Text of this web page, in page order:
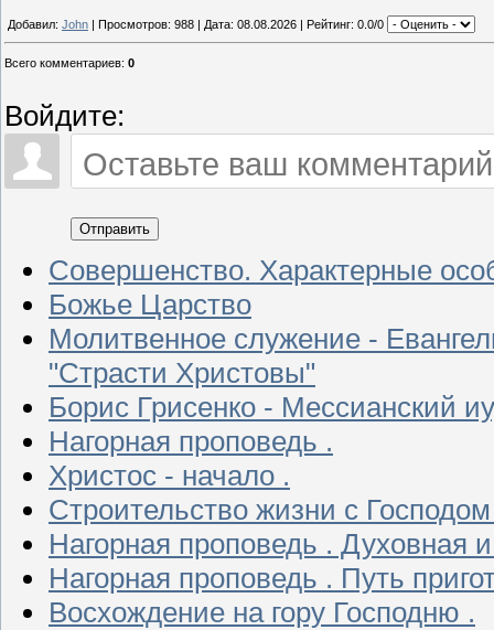
Добавил: John | Просмотров: 988 | Дата: 08.08.2026 | Рейтинг: 0.0/0
Всего комментариев: 0
Войдите:
Отправить
Совершенство. Характерные
Божье Царство
Молитвенное служение -
"Страсти Христовы"
Борис Грисенко - Мессианский
Нагорная проповедь .
Христос - начало .
Строительство жизни с
Нагорная проповедь . Духовная
Нагорная проповедь . Путь
Восхождение на гору Господню .